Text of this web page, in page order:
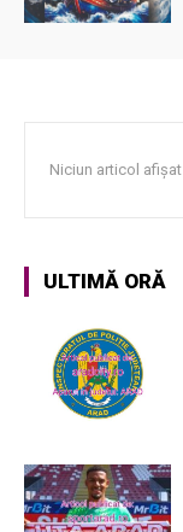
Niciun articol afișat
ULTIMĂ ORĂ